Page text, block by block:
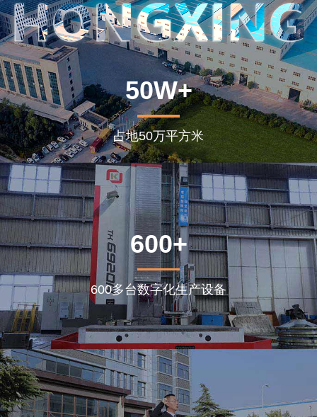
50W+
占地50万平方米
600+
600多台数字化生产设备